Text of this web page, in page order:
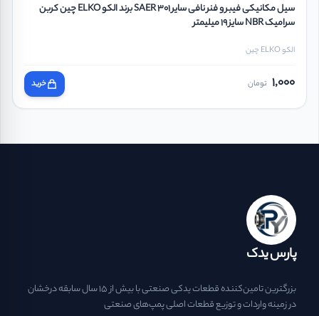
سیل مکانیکی فیبر و فنر نافی سایر SAER 301 برند الکو ELKO چین کربن
سرامیک NBR سایز 19 میلیمتر
الکو ELKO چین
1,000 تومان خرید
پارس یدک
بزرگترین تامین‌کننده قطعات یدکی صنعتی با بیش از ۱۵ سال سابقه درخشان
در زمینه واردات و توزیع قطعات اصلی پمپ‌های صنعتی